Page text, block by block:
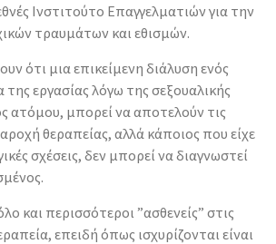
Ινστιτούτο Επαγγελματιών για την
τραυμάτων και εθισμών.
ότι μια επικείμενη διάλυση ενός
εργασίας λόγω της σεξουαλικής
ατόμου, μπορεί να αποτελούν τις
θεραπείας, αλλά κάποιος που είχε
σχέσεις, δεν μπορεί να διαγνωστεί
και περισσότεροι ”ασθενείς” στις
επειδή όπως ισχυρίζονται είναι